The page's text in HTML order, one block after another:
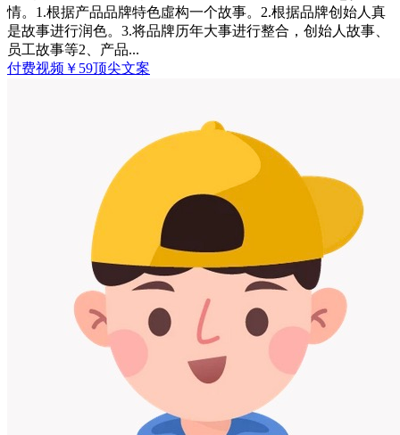
情。1.根据产品品牌特色虛构一个故事。2.根据品牌创始人真
是故事进行润色。3.将品牌历年大事进行整合，创始人故事、
员工故事等2、产品...
付费视频 ￥ 59顶尖文案